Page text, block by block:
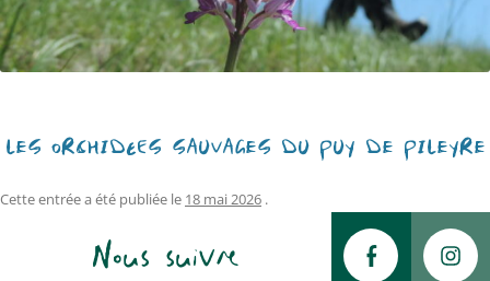
LES ORCHIDÉES SAUVAGES DU PUY DE PILEYRE
Cette entrée a été publiée le 18 mai 2026 .
Nous suivre